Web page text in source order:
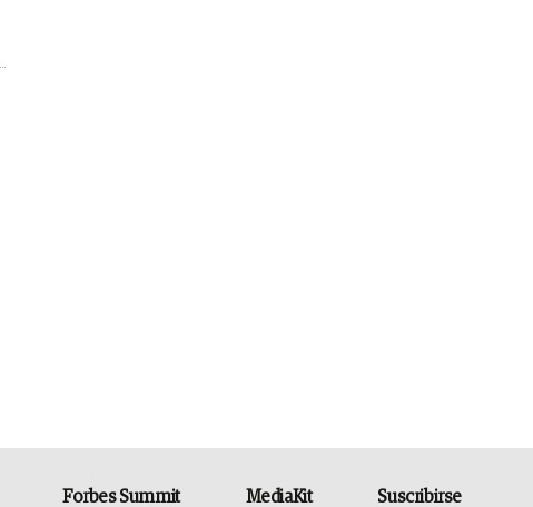
Forbes Summit MediaKit Suscribirse